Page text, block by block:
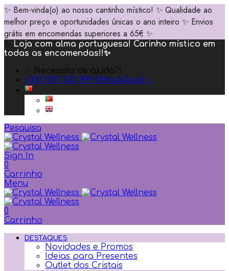
✨ Bem-vinda(o) ao nosso cantinho místico! ✨ Qualidade ao
melhor preço e oportunidades únicas o ano inteiro ✨ Envios
grátis em encomendas superiores a 65€ ✨
Loja com alma portuguesa! Carinho místico em
todas as encomendas!!✨
✨ Necessita de ajuda?!
+351 939 333 999 (WhatsApp) ✨
Pesquisa
Sign In
0
Carrinho
Menu
0
Carrinho
DESTAQUES
Novidades e Promos
Ideias para Presentes
Outlet dos Cristais